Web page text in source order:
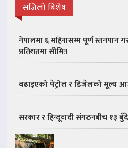
सजिलो बिशेष
नेपालमा ६ महिनासम्म पूर्ण स्तनपान
प्रतिशतमा सीमित
बढाइएको पेट्रोल र डिजेलको मूल्य
सरकार र हिन्दूवादी संगठनबीच १३